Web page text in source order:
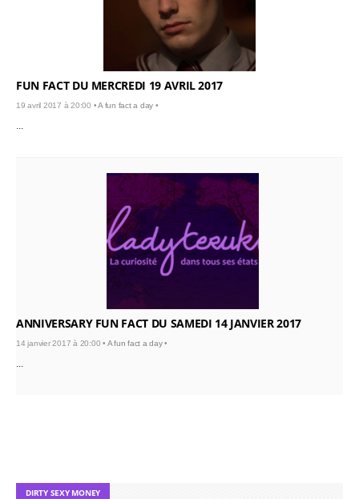
FUN FACT DU MERCREDI 19 AVRIL 2017
19 avril 2017 à 20:00 •A fun fact a day •
ANNIVERSARY FUN FACT DU SAMEDI 14 JANVIER 2017
14 janvier 2017 à 20:00 • A fun fact a day•
DIRTY SEXY MONEY